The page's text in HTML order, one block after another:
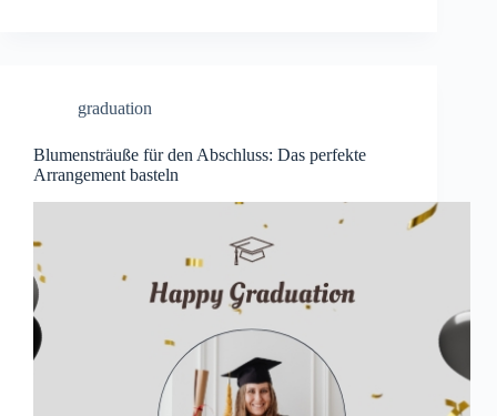
graduation
Blumensträuße für den Abschluss: Das perfekte
Arrangement basteln